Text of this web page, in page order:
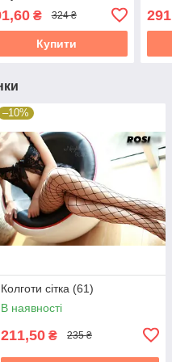
₴ 324 ₴
Купити
–10%
Колготи сітка (61)
В наявності
211,50 ₴ 235 ₴